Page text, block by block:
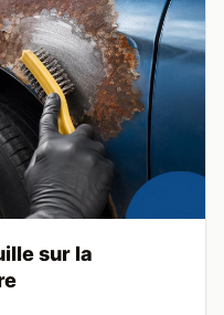
sur la